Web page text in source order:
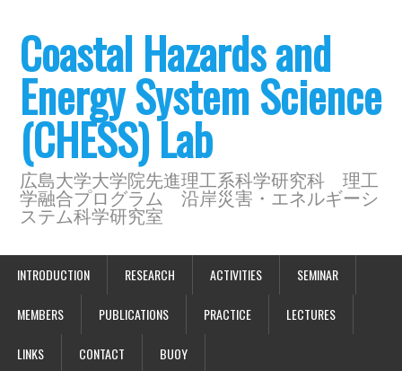
Coastal Hazards and
Energy System Science
(CHESS) Lab
広島大学大学院先進理工系科学研究科 理工
学融合プログラム 沿岸災害・エネルギーシ
ステム科学研究室
INTRODUCTION RESEARCH ACTIVITIES SEMINAR
MEMBERS PUBLICATIONS PRACTICE LECTURES
LINKS CONTACT BUOY